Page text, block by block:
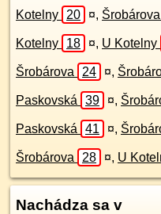
Kotelny 20 ¤, Šrobárova
Kotelny 18 ¤, U Kotelny
Šrobárova 24 ¤,
Paskovská 39 ¤,
Paskovská 41 ¤,
Šrobárova 28 ¤, U
Nachádza sa v